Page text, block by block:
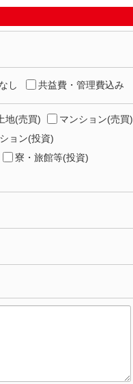
し 共益費・管理費込み
地(売買)
マンション(売買)
ョン(投資)
寮・旅館等(投資)